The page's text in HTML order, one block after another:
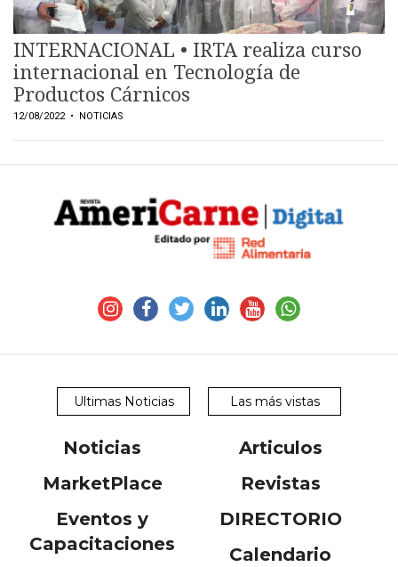
MAPA
DEL
SITIO
QUIENES
SOMOS
INTERNACIONAL • IRTA realiza curso
internacional en Tecnología de
Productos Cárnicos
12/08/2022• NOTICIAS
Ultimas Noticias Las más vistas
Noticias
Articulos
MarketPlace
Revistas
Eventos y
Capacitaciones
DIRECTORIO
Calendario